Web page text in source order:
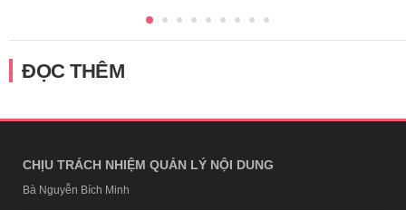
ĐỌC THÊM
CHỊU TRÁCH NHIỆM QUẢN LÝ NỘI DUNG
Bà Nguyễn Bích Minh